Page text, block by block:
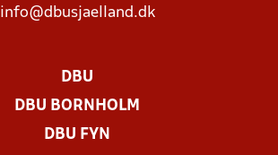
info@dbusjaelland.dk
DBU
DBU BORNHOLM
DBU FYN